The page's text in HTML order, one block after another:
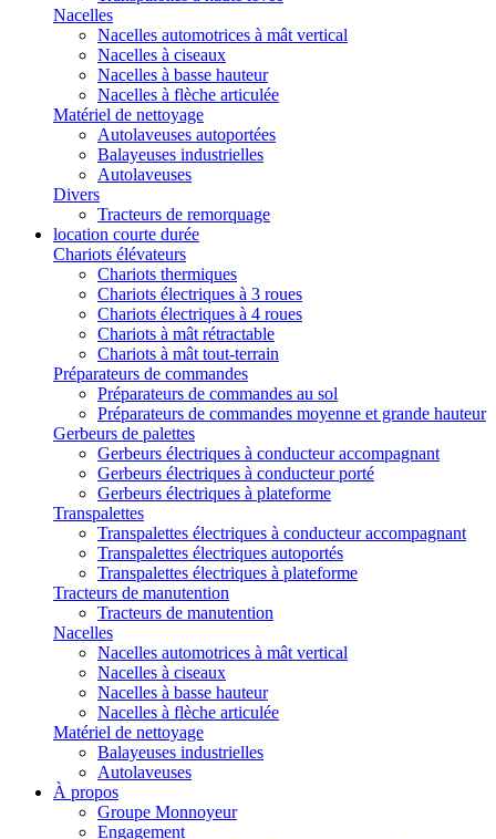
Nacelles
Nacelles automotrices à mât vertical
Nacelles à ciseaux
Nacelles à basse hauteur
Nacelles à flèche articulée
Matériel de nettoyage
Autolaveuses autoportées
Balayeuses industrielles
Autolaveuses
Divers
Tracteurs de remorquage
location courte durée
Chariots élévateurs
Chariots thermiques
Chariots électriques à 3 roues
Chariots électriques à 4 roues
Chariots à mât rétractable
Chariots à mât tout-terrain
Préparateurs de commandes
Préparateurs de commandes au sol
Préparateurs de commandes moyenne et grande hauteur
Gerbeurs de palettes
Gerbeurs électriques à conducteur accompagnant
Gerbeurs électriques à conducteur porté
Gerbeurs électriques à plateforme
Transpalettes
Transpalettes électriques à conducteur accompagnant
Transpalettes électriques autoportés
Transpalettes électriques à plateforme
Tracteurs de manutention
Tracteurs de manutention
Nacelles
Nacelles automotrices à mât vertical
Nacelles à ciseaux
Nacelles à basse hauteur
Nacelles à flèche articulée
Matériel de nettoyage
Balayeuses industrielles
Autolaveuses
À propos
Groupe Monnoyeur
Engagement